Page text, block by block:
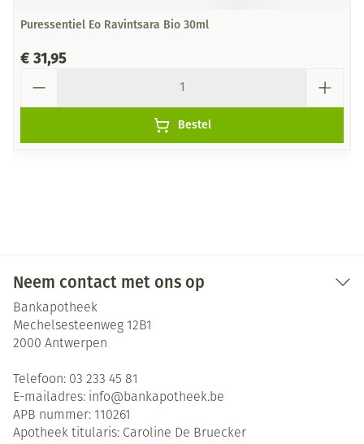
Puressentiel Eo Ravintsara Bio 30ml
€ 31,95
Bestel
Neem contact met ons op
Bankapotheek
Mechelsesteenweg 12B1
2000 Antwerpen
Telefoon: 03 233 45 81
E-mailadres: info@bankapotheek.be
APB nummer: 110261
Apotheek titularis: Caroline De Bruecker